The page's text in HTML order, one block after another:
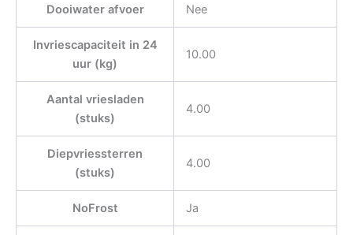
Dooiwater afvoer Nee
Invriescapaciteit in 24
uur (kg)
10.00
Aantal vriesladen
(stuks)
4.00
Diepvriessterren
(stuks)
4.00
NoFrost Ja